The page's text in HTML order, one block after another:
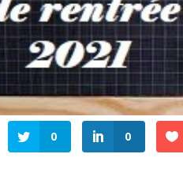
0 0